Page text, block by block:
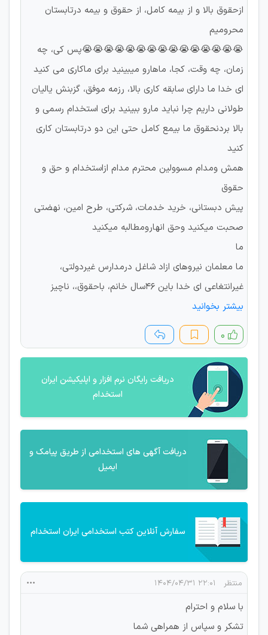
ازحقوق بالا و از بیمه کامل، از حقوق و بیمه درتابستان
محرومیم
😭😭😭😭😭😭😭😭😭😭😭😭😭😭😭پس کی، چه
زمان، چه وقت، کجا، ماهارو میبینید برای ماکاری می کنید
ای خدا ما دارای سابقه کاری بالا، رزمه موفق، گزبنش یالیان
طولانی داریم چرا نباید مارو ببینید برای استخدام رسمی و
بالا بردنحقوق ما بیمع کامل حتی این دو درتابستان کاری
کنید
همش ومدام مسوولین محترم مدام ازاستخدام و حق و
حقوق
پیش دبستانی، خرید خدمات، شرکتی، طرح امین، نهضتی
صحبت میکنید وحق انهارومطالبه میکنید
ما
ما معلمان نیروهای ازاد شاغل درمدارس غیردولتی،
غیرانتغاعی ای خدا باین 46سال خانم، باحقوق،، ناچیز
بیشتر بخوانید
۰
دریافت رایگان نرم افزار و اپلیکیشن ایران
استخدام
دریافت آگهی های استخدامی از طریق پیامک و
ایمیل
سفارش آنلاین کتب استخدامی ایران استخدام
منتظر ۲۲:۰۱ ۱۴۰۴/۰۴/۳۱
با سلام و احترام
تشکر و سپاس از همراهی شما